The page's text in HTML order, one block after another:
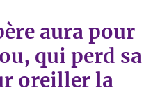
aura pour
qui perd sa
oreiller la